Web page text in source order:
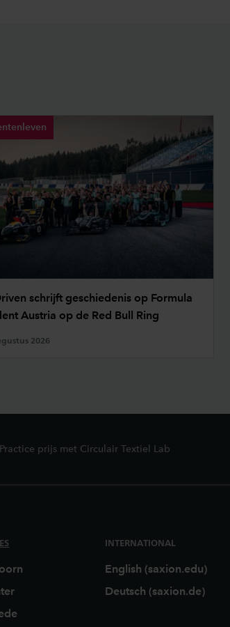
schrijft geschiedenis op Formula
Austria op de Red Bull Ring
2026
prijs met Circulair Textiel Lab
INTERNATIONAL
English (saxion.edu)
Deutsch (saxion.de)